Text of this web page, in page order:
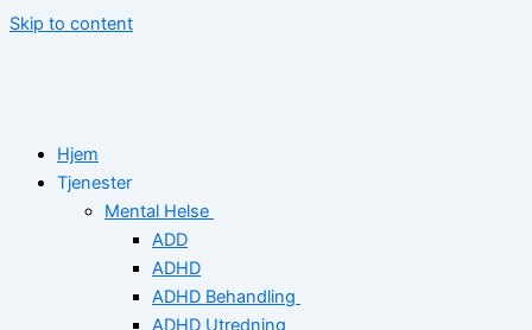
Skip to content
Hjem
Tjenester
Mental Helse
ADD
ADHD
ADHD Behandling
ADHD Utredning